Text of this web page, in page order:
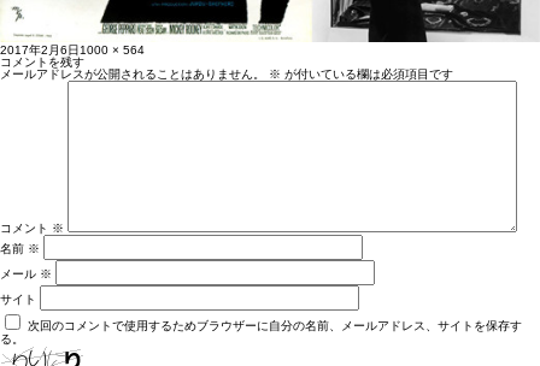
投
稿
日:
2017年2月6日 フ
ル
サ
イ
1000 × 564
コメントを残す
メールアドレスが公開されることはありません。
※ が付いている欄は必須項目です
コメント ※
名前 ※
メール ※
サイト
次回のコメントで使用するためブラウザーに自分の名前、メールアドレス、サイトを保存す
る。